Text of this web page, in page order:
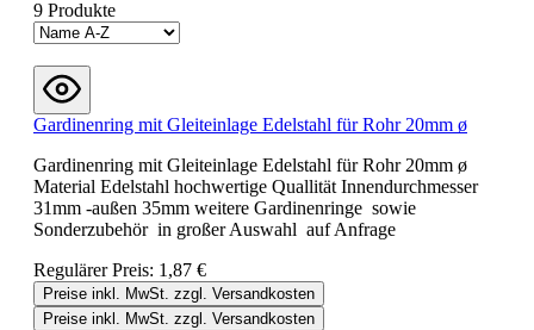
9 Produkte
Gardinenring mit Gleiteinlage Edelstahl für Rohr 20mm ø
Gardinenring mit Gleiteinlage Edelstahl für Rohr 20mm ø
Material Edelstahl hochwertige Quallität Innendurchmesser
31mm -außen 35mm weitere Gardinenringe sowie
Sonderzubehör in großer Auswahl auf Anfrage
Regulärer Preis: 1,87 €
Preise inkl. MwSt. zzgl. Versandkosten
Preise inkl. MwSt. zzgl. Versandkosten